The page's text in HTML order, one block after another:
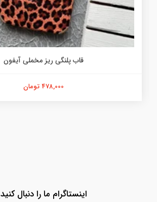
قاب پلنگی ریز مخملی آیفون
478,000 تومان
اینستاگرام ما را دنبال کنید